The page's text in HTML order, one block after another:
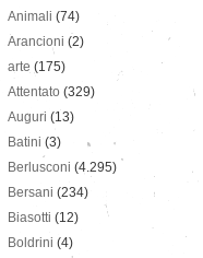
Animali (74)
Arancioni (2)
arte (175)
Attentato (329)
Auguri (13)
Batini (3)
Berlusconi (4.295)
Bersani (234)
Biasotti (12)
Boldrini (4)